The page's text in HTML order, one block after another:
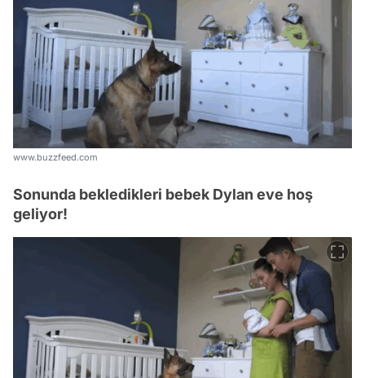
www.buzzfeed.com
Sonunda bekledikleri bebek Dylan eve hoş
geliyor!